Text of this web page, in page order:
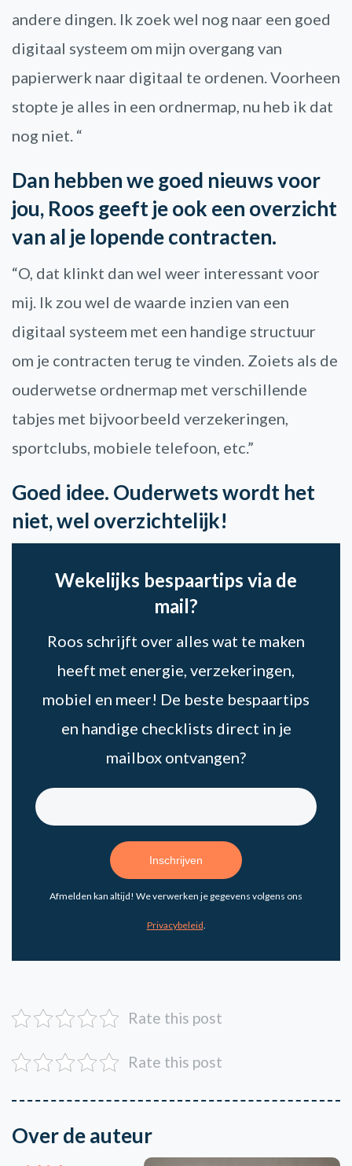
andere dingen. Ik zoek wel nog naar een goed
digitaal systeem om mijn overgang van
papierwerk naar digitaal te ordenen. Voorheen
stopte je alles in een ordnermap, nu heb ik dat
nog niet. “
Dan hebben we goed nieuws voor
jou, Roos geeft je ook een overzicht
van al je lopende contracten.
“O, dat klinkt dan wel weer interessant voor
mij. Ik zou wel de waarde inzien van een
digitaal systeem met een handige structuur
om je contracten terug te vinden. Zoiets als de
ouderwetse ordnermap met verschillende
tabjes met bijvoorbeeld verzekeringen,
sportclubs, mobiele telefoon, etc.”
Goed idee. Ouderwets wordt het
niet, wel overzichtelijk!
Wekelijks bespaartips via de
mail?
Roos schrijft over alles wat te maken
heeft met energie, verzekeringen,
mobiel en meer! De beste bespaartips
en handige checklists direct in je
mailbox ontvangen?
Afmelden kan altijd! We verwerken je gegevens volgens ons
Privacybeleid.
Rate this post
Rate this post
Over de auteur